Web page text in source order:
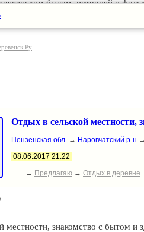
бытом, историей и
Дарьи Морозовой в уютном,
Отдых в сельской местности,
Пензенская обл. → Наровчатский р-н
08.06.2017 21:22
... → Предлагаю → Отдых в деревне
местности, знакомство с бытом и